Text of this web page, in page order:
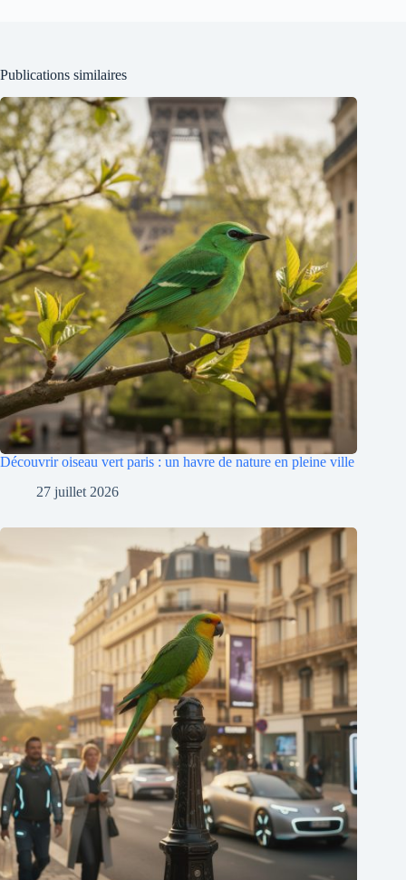
Publications similaires
Découvrir oiseau vert paris : un havre de nature en pleine ville
27 juillet 2026